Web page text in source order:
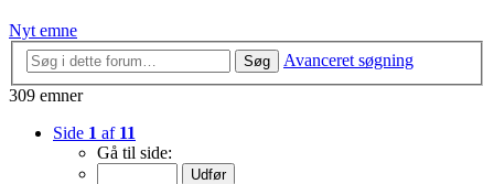
Nyt emne
Søg
Avanceret søgning
309 emner
Side 1 af 11
Gå til side: